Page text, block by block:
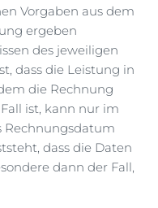
Vorgaben aus dem
ergeben
des jeweiligen
dass die Leistung in
die Rechnung
ist, kann nur im
Rechnungsdatum
dass die Daten
dann der Fall,